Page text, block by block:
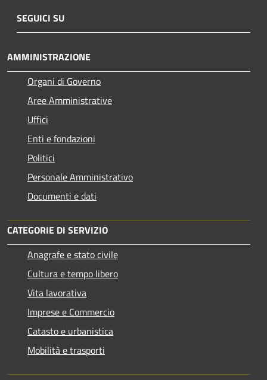
SEGUICI SU
AMMINISTRAZIONE
Organi di Governo
Aree Amministrative
Uffici
Enti e fondazioni
Politici
Personale Amministrativo
Documenti e dati
CATEGORIE DI SERVIZIO
Anagrafe e stato civile
Cultura e tempo libero
Vita lavorativa
Imprese e Commercio
Catasto e urbanistica
Mobilità e trasporti